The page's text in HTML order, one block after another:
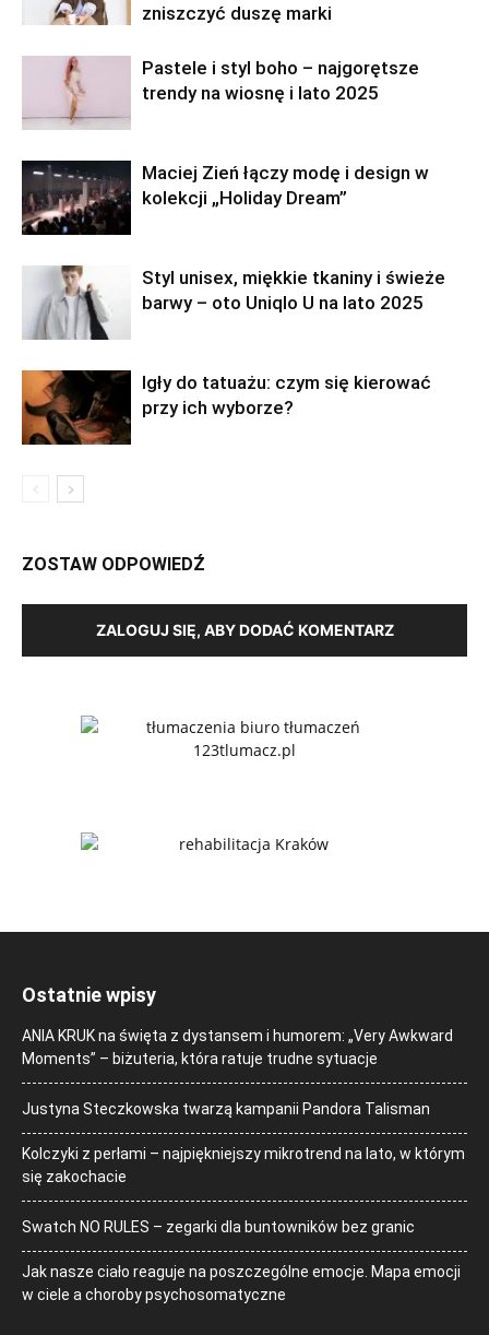
zniszczyć duszę marki
Pastele i styl boho – najgorętsze
trendy na wiosnę i lato 2025
Maciej Zień łączy modę i design w
kolekcji „Holiday Dream”
Styl unisex, miękkie tkaniny i świeże
barwy – oto Uniqlo U na lato 2025
Igły do tatuażu: czym się kierować
przy ich wyborze?
ZOSTAW ODPOWIEDŹ
ZALOGUJ SIĘ, ABY DODAĆ KOMENTARZ
Ostatnie wpisy
ANIA KRUK na święta z dystansem i humorem: „Very Awkward
Moments” – biżuteria, która ratuje trudne sytuacje
Justyna Steczkowska twarzą kampanii Pandora Talisman
Kolczyki z perłami – najpiękniejszy mikrotrend na lato, w którym
się zakochacie
Swatch NO RULES – zegarki dla buntowników bez granic
Jak nasze ciało reaguje na poszczególne emocje. Mapa emocji
w ciele a choroby psychosomatyczne